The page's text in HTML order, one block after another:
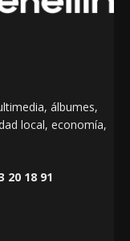
álbumes,
local, economía,
20 18 91